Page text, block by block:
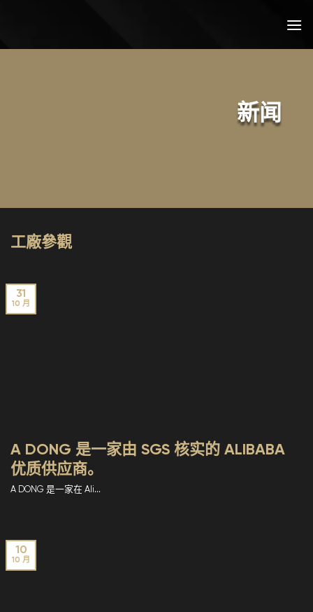
新闻
工廠參觀
A DONG 是一家由 SGS 核实的 ALIBABA
优质供应商。
A DONG 是一家在 Ali...
31
10 月
10
10 月